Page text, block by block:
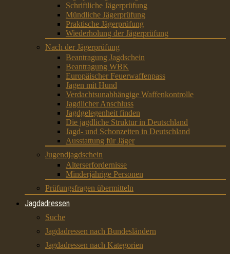
Schriftliche Jägerprüfung
Mündliche Jägerprüfung
Praktische Jägerprüfung
Wiederholung der Jägerprüfung
Nach der Jägerprüfung
Beantragung Jagdschein
Beantragung WBK
Europäischer Feuerwaffenpass
Jagen mit Hund
Verdachtsunabhängige Waffenkontrolle
Jagdlicher Anschluss
Jagdgelegenheit finden
Die jagdliche Struktur in Deutschland
Jagd- und Schonzeiten in Deutschland
Ausstattung für Jäger
Jugendjagdschein
Alterserfordernisse
Minderjährige Personen
Prüfungsfragen übermitteln
Jagdadressen
Suche
Jagdadressen nach Bundesländern
Jagdadressen nach Kategorien